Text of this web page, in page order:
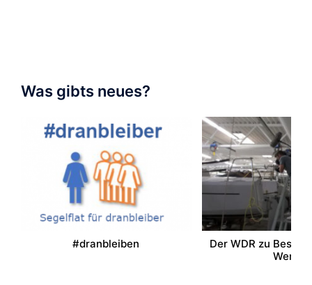
Was gibts neues?
#dranbleiben
Der WDR zu
Werft